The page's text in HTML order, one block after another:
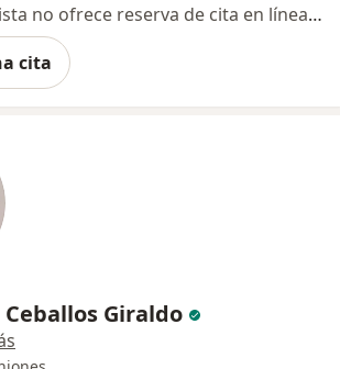
Este especialista no ofrece reserva de cita en línea en esta dirección.
cita
Giraldo